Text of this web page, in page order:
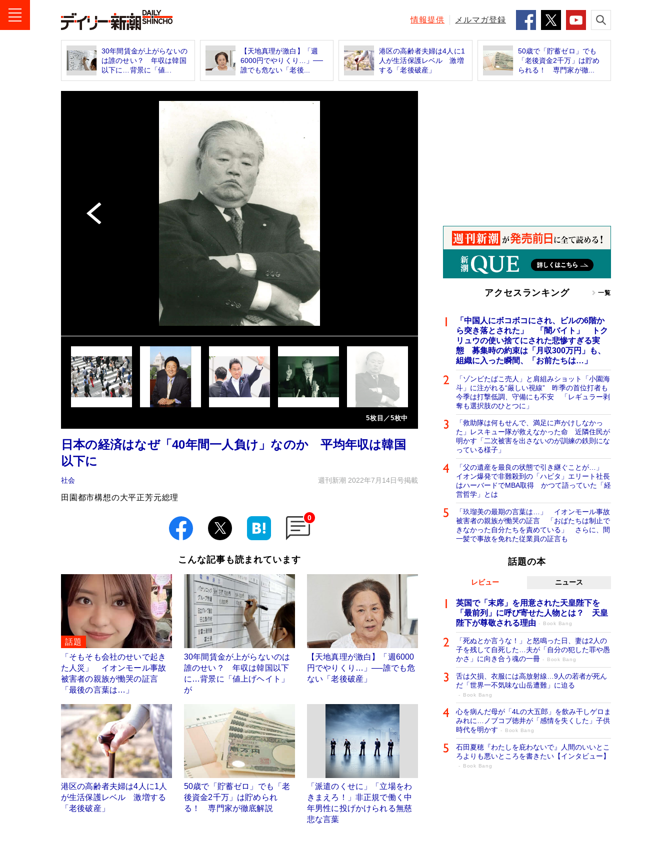
情報提供 メルマガ登録
30年間賃金が上がらないの
は誰のせい？ 年収は韓国
以下に…背景に「値...
【天地真理が激白】「週
6000円でやりくり…」──
誰でも危ない「老後...
港区の高齢者夫婦は4人に1
人が生活保護レベル 激増
する「老後破産」
50歳で「貯蓄ゼロ」でも
「老後資金2千万」は貯め
られる！ 専門家が徹...
5枚目／5枚中
日本の経済はなぜ「40年間一人負け」なのか 平均年収は韓国
以下に
社会 週刊新潮 2022年7月14日号掲載
田園都市構想の大平正芳元総理
0
こんな記事も読まれています
話題
「そもそも会社のせいで起き
た人災」 イオンモール事故
被害者の親族が慟哭の証言
「最後の言葉は…」
30年間賃金が上がらないのは
誰のせい？ 年収は韓国以下
に…背景に「値上げヘイト」
が
【天地真理が激白】「週6000
円でやりくり…」──誰でも危
ない「老後破産」
港区の高齢者夫婦は4人に1人
が生活保護レベル 激増する
「老後破産」
50歳で「貯蓄ゼロ」でも「老
後資金2千万」は貯められ
る！ 専門家が徹底解説
「派遣のくせに」「立場をわ
きまえろ！」非正規で働く中
年男性に投げかけられる無慈
悲な言葉
アクセスランキング 一覧
「中国人にボコボコにされ、ビルの6階か
ら突き落とされた」 「闇バイト」 トク
リュウの使い捨てにされた悲惨すぎる実
態 募集時の約束は「月収300万円」も、
組織に入った瞬間、「お前たちは…」
「ゾンビたばこ売人」と肩組みショット「小園海
斗」に注がれる“厳しい視線” 昨季の首位打者も
今季は打撃低調、守備にも不安 「レギュラー剥
奪も選択肢のひとつに」
「救助隊は何もせんで、満足に声かけしなかっ
た」レスキュー隊が救えなかった命 近隣住民が
明かす「二次被害を出さないのが訓練の鉄則にな
っている様子」
「父の遺産を最良の状態で引き継ぐことが…」
イオン爆発で非難殺到の「ハビタ」エリート社長
はハーバードでMBA取得 かつて語っていた「経
営哲学」とは
「玖瑠美の最期の言葉は…」 イオンモール事故
被害者の親族が慟哭の証言 「おばたちは制止で
きなかった自分たちを責めている」 さらに、間
一髪で事故を免れた従業員の証言も
話題の本
レビュー ニュース
英国で「末席」を用意された天皇陛下を
「最前列」に呼び寄せた人物とは？ 天皇
陛下が尊敬される理由
Book Bang
「死ぬとか言うな！」と怒鳴った日、妻は2人の
子を残して自死した…夫が「自分の犯した罪や愚
かさ」に向き合う魂の一冊
Book Bang
舌は欠損、衣服には高放射線…9人の若者が死ん
だ「世界一不気味な山岳遭難」に迫る
Book Bang
心を病んだ母が「4Lの大五郎」を飲み干しゲロま
みれに…ノブコブ徳井が「感情を失くした」子供
時代を明かす
Book Bang
石田夏穂『わたしを庇わないで』人間のいいとこ
ろよりも悪いところを書きたい【インタビュー】
Book Bang